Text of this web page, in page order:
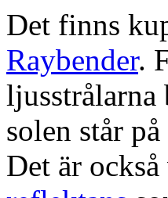
Det finns
Raybender.
ljusstrålarna
solen står
Det är